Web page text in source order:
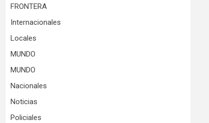
FRONTERA
Internacionales
Locales
MUNDO
MUNDO
Nacionales
Noticias
Policiales